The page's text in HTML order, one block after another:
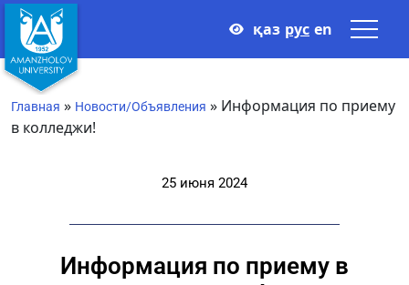
қаз рус en
Главная » Новости/Объявления » Информация по приему
в колледжи!
25 июня 2024
Информация по приему в